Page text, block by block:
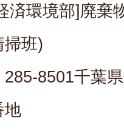
済環境部]廃棄
掃班)
285-8501千葉
地